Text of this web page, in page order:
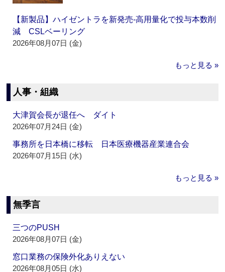
【新製品】ハイゼントラを新発売‐高用量化で投与本数削
減 CSLベーリング
2026年08月07日 (金)
もっと見る »
人事・組織
大津賀会長が退任へ ダイト
2026年07月24日 (金)
事務所を日本橋に移転 日本医療機器産業連合会
2026年07月15日 (水)
もっと見る »
無季言
三つのPUSH
2026年08月07日 (金)
窓口業務の保険外化ありえない
2026年08月05日 (水)